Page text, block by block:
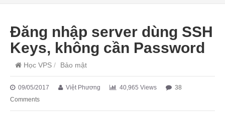
Đăng nhập server dùng SSH
Keys, không cần Password
Học VPS / Bảo mật
09/05/2017 Việt Phương 40,965 Views
38
Comments